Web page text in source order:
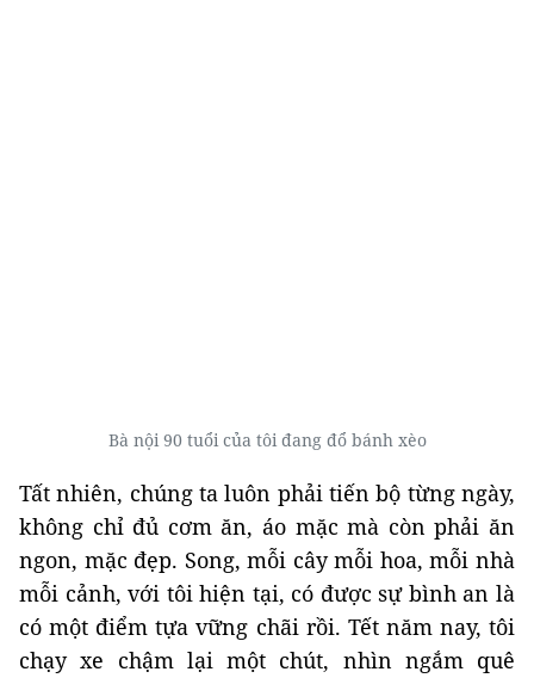
Bà nội 90 tuổi của tôi đang đổ bánh xèo
Tất nhiên, chúng ta luôn phải tiến bộ từng ngày,
không chỉ đủ cơm ăn, áo mặc mà còn phải ăn
ngon, mặc đẹp. Song, mỗi cây mỗi hoa, mỗi nhà
mỗi cảnh, với tôi hiện tại, có được sự bình an là
có một điểm tựa vững chãi rồi. Tết năm nay, tôi
chạy xe chậm lại một chút, nhìn ngắm quê